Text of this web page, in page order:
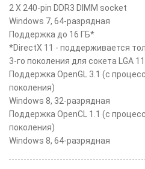
2 X 240-pin DDR3 DIMM socket
Windows 7, 64-разрядная
Поддержка до 16 ГБ*
*DirectX 11 - поддерживается
3-го поколения для сокета LGA
Поддержка OpenGL 3.1 (с
поколения)
Windows 8, 32-разрядная
Поддержка OpenCL 1.1 (с
поколения)
Windows 8, 64-разрядная